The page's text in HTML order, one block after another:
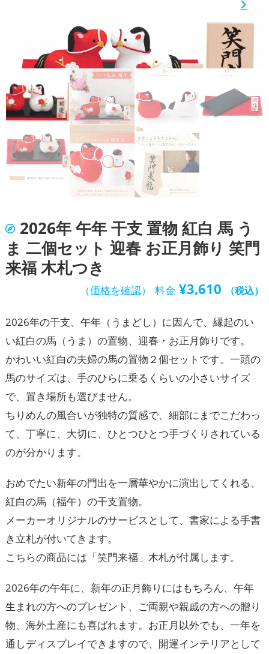
2026年 午年 干支 置物 紅白 馬 う
ま 二個セット 迎春 お正月飾り 笑門
来福 木札つき
（価格を確認） 料金 ¥3,610 （税込）
2026年の干支、午年（うまどし）に因んで、縁起のい
い紅白の馬（うま）の置物、迎春・お正月飾りです。
かわいい紅白の夫婦の馬の置物２個セットです。一頭の
馬のサイズは、手のひらに乗るくらいの小さいサイズ
で、置き場所も選びません。
ちりめんの風合いが独特の質感で、細部にまでこだわっ
て、丁寧に、大切に、ひとつひとつ手づくりされている
のが分かります。
おめでたい新年の門出を一層華やかに演出してくれる、
紅白の馬（福午）の干支置物。
メーカーオリジナルのサービスとして、書家による手書
き立札が付いてきます。
こちらの商品には「笑門来福」木札が付属します。
2026年の午年に、新年の正月飾りにはもちろん、午年
生まれの方へのプレゼント、ご両親や親戚の方への贈り
物、海外土産にも喜ばれます。お正月以外でも、一年を
通しディスプレイできますので、開運インテリアとして